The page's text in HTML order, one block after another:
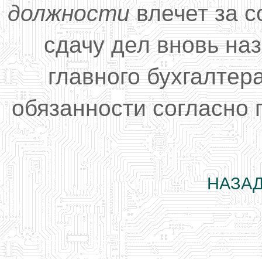
должностивлечет за
сдачу дел вновь
главного
обязанности согласно